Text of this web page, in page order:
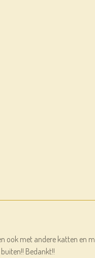
met andere katten en
Bedankt!!